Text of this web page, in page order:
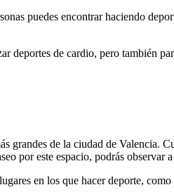
puedes encontrar haciendo
deportes de cardio, pero también
grandes de la ciudad de Valencia.
por este espacio, podrás
en los que hacer deporte,